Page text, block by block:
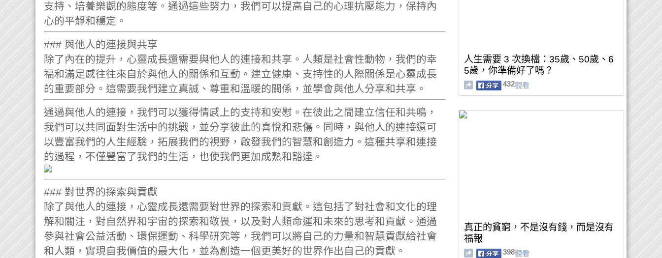
支持、培養樂觀的態度等。通過這些努力，我們可以提高自己的心理抗壓能力，保持內
心的平靜和穩定。
### 與他人的連接與共享
除了內在的提升，心靈成長還需要與他人的連接和共享。人類是社會性動物，我們的幸
福和滿足感往往來自於與他人的關係和互動。建立健康、支持性的人際關係是心靈成長
的重要部分。這需要我們建立真誠、尊重和溫暖的關係，並學會與他人分享和共享。
通過與他人的連接，我們可以獲得情感上的支持和安慰。在彼此之間建立信任和共鳴，
我們可以共同面對生活中的挑戰，並分享彼此的喜悅和悲傷。同時，與他人的連接還可
以豐富我們的人生經驗，拓展我們的視野，啟發我們的智慧和創造力。這種共享和連接
的過程，不僅豐富了我們的生活，也使我們更加成熟和豁達。
### 對世界的探索與貢獻
除了與他人的連接，心靈成長還需要對世界的探索和貢獻。這包括了對社會和文化的理
解和關注，對自然界和宇宙的探索和敬畏，以及對人類命運和未來的思考和貢獻。通過
參與社會公益活動、環保運動、科學研究等，我們可以將自己的力量和智慧貢獻給社會
和人類，實現自我價值的最大化，並為創造一個更美好的世界作出自己的貢獻。
人生需要 3 次換檔：35歲、50歲、6
5歲，你準備好了嗎？
432觀看
真正的貧窮，不是沒有錢，而是沒有
福報
398觀看